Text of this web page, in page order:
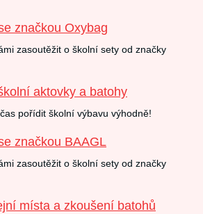
značkou Oxybag
zasoutěžit o školní sety od značky
aktovky a batohy
pořídit školní výbavu výhodně!
značkou BAAGL
zasoutěžit o školní sety od značky
místa a zkoušení batohů